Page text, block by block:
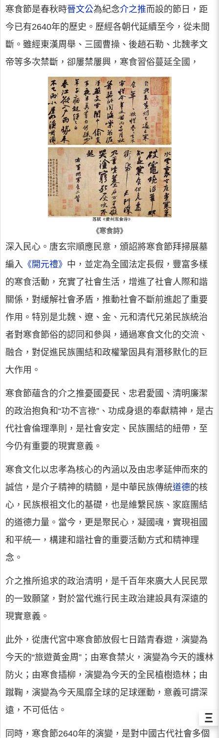
寒食節是春秋時晉文公為紀念介之推而設的節日，距
今已有2640年的歷史。歷經各朝代延續至今，從未間
斷。雖經東漢周舉、三國曹操、後趙石勒、北魏孝文
帝等多次禁斷，卻屢禁屢興，寒食習俗蔓延全國，
《寒食詩》
深入民心。唐玄宗順應民意，頒詔將寒食節拜掃展墓
編入 《開元禮》 中，並定為全國法定長假，豐富多樣
的寒食活動，充實了社會生活，增進了社會人際和諧
關係，對緩解社會矛盾，推動社會不斷前進起了重要
作用。特別是北魏、遼、金、元和清代兄弟民族統治
者對寒食節俗的認同和參與，通過寒食文化的交流、
融合，對促進民族團結和政權鞏固具有潛移默化的巨
大作用。
寒食節蘊含的介之推憂國憂民、忠君愛國、清明廉潔
的政治抱負和“功不言祿”、功成身退的奉獻精神，是古
代社會倫理準則，是社會安定、民族團結的紐帶，至
今仍有重要的現實意義。
寒食文化以忠孝為核心的內涵以及由忠孝延伸而來的
誠信，是介子精神的精髓，是中華民族傳統道德的核
心，民族根祖文化的基礎，也是維繫民族、家庭團結
的道德力量。當今，更是聚民心，凝國魂，實現祖國
和平統一，構建和諧社會的重要活動方式和精神理
念。
介之推所追求的政治清明，是千百年來廣大人民民眾
的一致願望，對於當代進行民主政治建設具有深遠的
現實意義。
此外，從唐代宮中寒食節放假七日踏青春遊，演變為
今天的“旅遊黃金周”；由寒食禁火，演變為今天的護林
防火；由寒食插柳，演變為今天的全民植樹造林；由
蹴鞠，演變為今天風靡全球的足球運動，意義可謂深
遠，不可低估。
同時，寒食節2640年的演變，是對中國古代社會多個
Ξ